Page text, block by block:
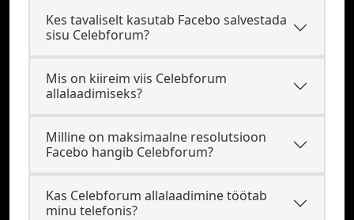
Kes tavaliselt kasutab Facebo salvestada
sisu Celebforum?
Mis on kiireim viis Celebforum
allalaadimiseks?
Milline on maksimaalne resolutsioon
Facebo hangib Celebforum?
Kas Celebforum allalaadimine töötab
minu telefonis?